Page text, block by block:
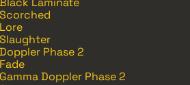
Phase 2
Doppler Phase 2